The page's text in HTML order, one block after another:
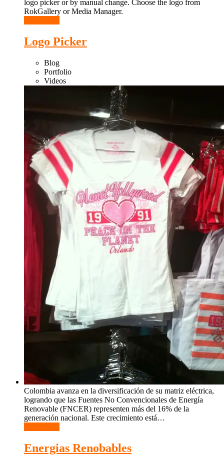
logo picker or by manual change. Choose the logo from
RokGallery or Media Manager.
Logo Picker
Blog
Portfolio
Videos
Colombia avanza en la diversificación de su matriz eléctrica,
logrando que las Fuentes No Convencionales de Energía
Renovable (FNCER) representen más del 16% de la
generación nacional. Este crecimiento está…
Energias Renobables